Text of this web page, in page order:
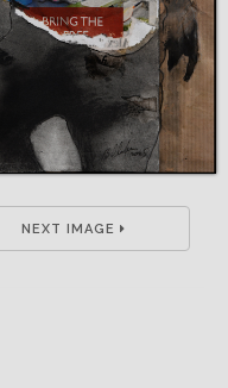
NEXT IMAGE